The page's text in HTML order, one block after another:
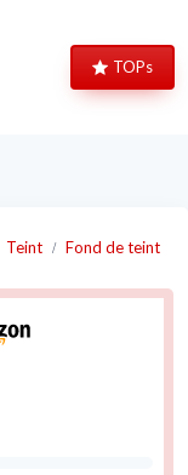
TOPs
Teint Fond de teint